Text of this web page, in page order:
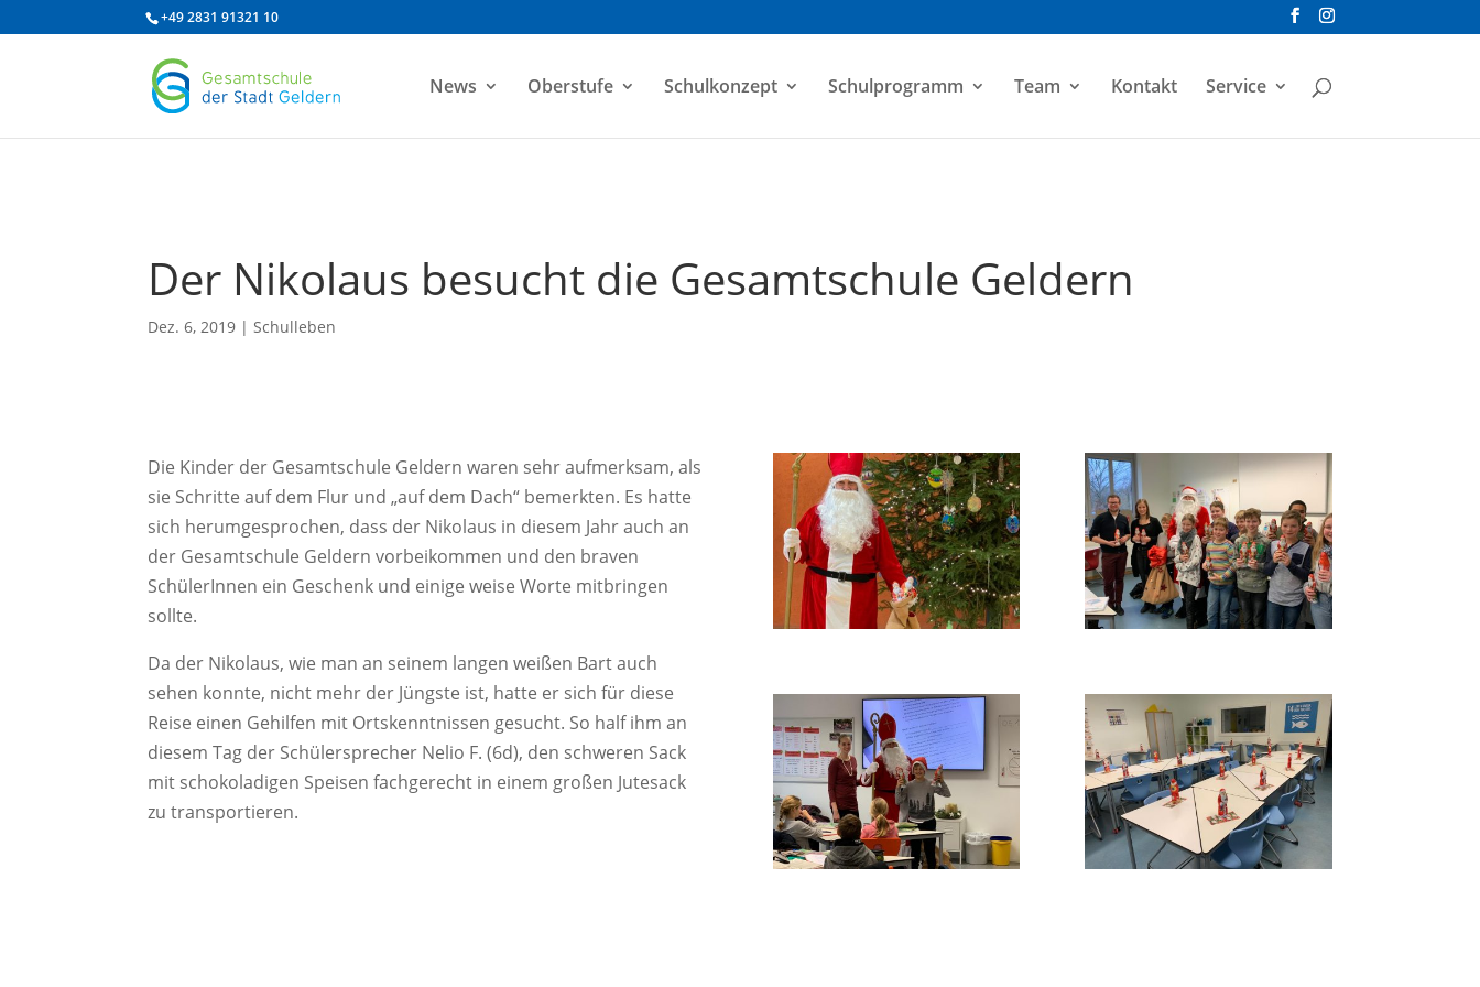
+49 2831 91321 10
News Oberstufe Schulkonzept Schulprogramm Team Kontakt Service
Der Nikolaus besucht die Gesamtschule Geldern
Dez. 6, 2019 | Schulleben
Die Kinder der Gesamtschule Geldern waren sehr aufmerksam, als
sie Schritte auf dem Flur und „auf dem Dach“ bemerkten. Es hatte
sich herumgesprochen, dass der Nikolaus in diesem Jahr auch an
der Gesamtschule Geldern vorbeikommen und den braven
SchülerInnen ein Geschenk und einige weise Worte mitbringen
sollte.
Da der Nikolaus, wie man an seinem langen weißen Bart auch
sehen konnte, nicht mehr der Jüngste ist, hatte er sich für diese
Reise einen Gehilfen mit Ortskenntnissen gesucht. So half ihm an
diesem Tag der Schülersprecher Nelio F. (6d), den schweren Sack
mit schokoladigen Speisen fachgerecht in einem großen Jutesack
zu transportieren.